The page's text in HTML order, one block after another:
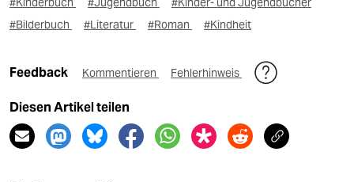
#Bilderbuch
#Literatur #Roman #Kindheit
Feedback Kommentieren Fehlerhinweis
Diesen Artikel teilen